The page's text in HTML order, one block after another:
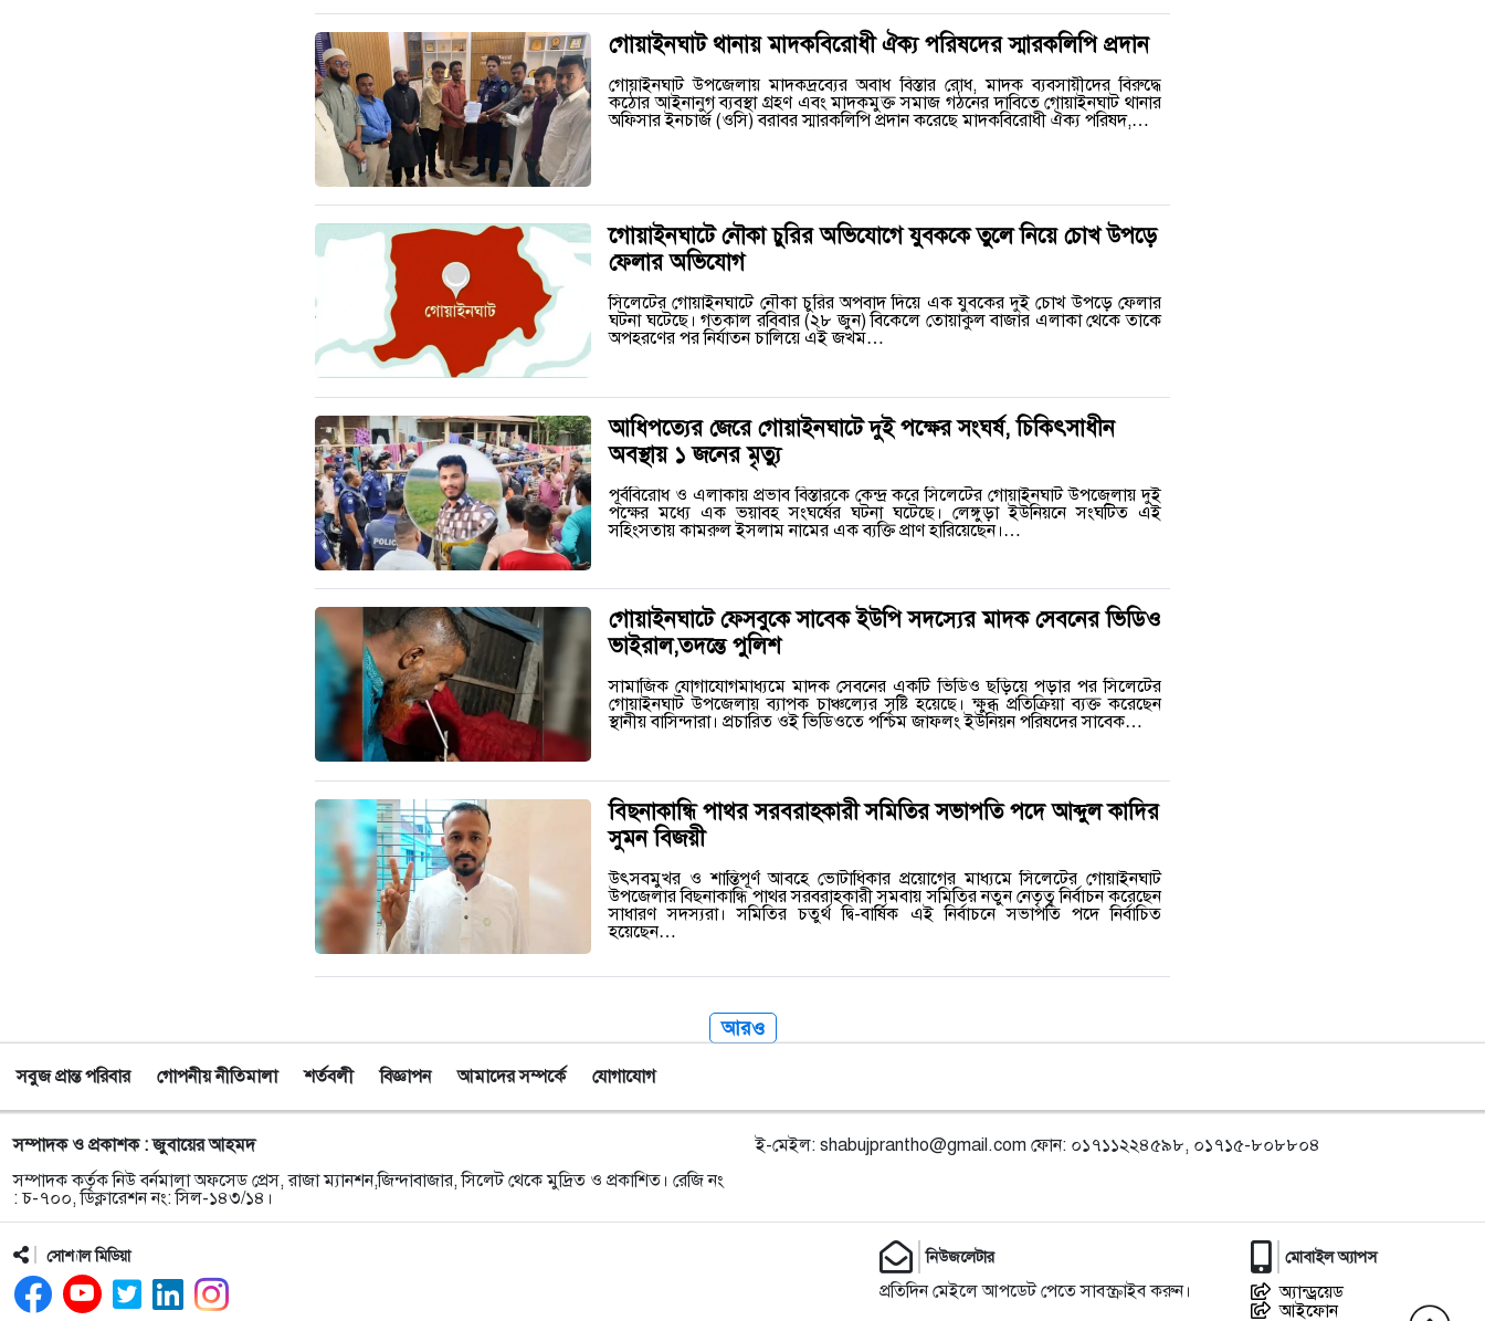
গোয়াইনঘাট থানায় মাদকবিরোধী ঐক্য পরিষদের স্মারকলিপি প্রদান
গোয়াইনঘাট উপজেলায় মাদকদ্রব্যের অবাধ বিস্তার রোধ, মাদক ব্যবসায়ীদের বিরুদ্ধে
কঠোর আইনানুগ ব্যবস্থা গ্রহণ এবং মাদকমুক্ত সমাজ গঠনের দাবিতে গোয়াইনঘাট থানার
অফিসার ইনচার্জ (ওসি) বরাবর স্মারকলিপি প্রদান করেছে মাদকবিরোধী ঐক্য পরিষদ,…
‎গোয়াইনঘাটে নৌকা চুরির অভিযোগে যুবককে তুলে নিয়ে চোখ উপড়ে
ফেলার অভিযোগ
সিলেটের গোয়াইনঘাটে নৌকা চুরির অপবাদ দিয়ে এক যুবকের দুই চোখ উপড়ে ফেলার
ঘটনা ঘটেছে। গতকাল রবিবার (২৮ জুন) বিকেলে তোয়াকুল বাজার এলাকা থেকে তাকে
অপহরণের পর নির্যাতন চালিয়ে এই জখম…
আধিপত্যের জেরে গোয়াইনঘাটে দুই পক্ষের সংঘর্ষ, চিকিৎসাধীন
অবস্থায় ১ জনের মৃত্যু
পূর্ববিরোধ ও এলাকায় প্রভাব বিস্তারকে কেন্দ্র করে সিলেটের গোয়াইনঘাট উপজেলায় দুই
পক্ষের মধ্যে এক ভয়াবহ সংঘর্ষের ঘটনা ঘটেছে। লেঙ্গুড়া ইউনিয়নে সংঘটিত এই
সহিংসতায় কামরুল ইসলাম নামের এক ব্যক্তি প্রাণ হারিয়েছেন।…
গোয়াইনঘাটে ফেসবুকে সাবেক ইউপি সদস্যের মাদক সেবনের ভিডিও
ভাইরাল,তদন্তে পুলিশ
সামাজিক যোগাযোগমাধ্যমে মাদক সেবনের একটি ভিডিও ছড়িয়ে পড়ার পর সিলেটের
গোয়াইনঘাট উপজেলায় ব্যাপক চাঞ্চল্যের সৃষ্টি হয়েছে। ক্ষুব্ধ প্রতিক্রিয়া ব্যক্ত করেছেন
স্থানীয় বাসিন্দারা। প্রচারিত ওই ভিডিওতে পশ্চিম জাফলং ইউনিয়ন পরিষদের সাবেক…
বিছনাকান্ধি পাথর সরবরাহকারী সমিতির সভাপতি পদে আব্দুল কাদির
সুমন বিজয়ী
উৎসবমুখর ও শান্তিপূর্ণ আবহে ভোটাধিকার প্রয়োগের মাধ্যমে সিলেটের গোয়াইনঘাট
উপজেলার বিছনাকান্ধি পাথর সরবরাহকারী সমবায় সমিতির নতুন নেতৃত্ব নির্বাচন করেছেন
সাধারণ সদস্যরা। সমিতির চতুর্থ দ্বি-বার্ষিক এই নির্বাচনে সভাপতি পদে নির্বাচিত
হয়েছেন…
আরও
সবুজ প্রান্ত পরিবার গোপনীয় নীতিমালা শর্তবলী বিজ্ঞাপন আমাদের সম্পর্কে যোগাযোগ
সম্পাদক ও প্রকাশক : জুবায়ের আহমদ
সম্পাদক কর্তৃক নিউ বর্নমালা অফসেড প্রেস, রাজা ম্যানশন,জিন্দাবাজার, সিলেট থেকে মুদ্রিত ও প্রকাশিত। রেজি নং
: চ-৭০০, ডিক্লারেশন নং: সিল-১৪৩/১৪।
ই-মেইল: shabujprantho@gmail.com ফোন: ০১৭১১২২৪৫৯৮, ০১৭১৫-৮০৮৮০৪
সোশ্যাল মিডিয়া নিউজলেটার
প্রতিদিন মেইলে আপডেট পেতে সাবস্ক্রাইব করুন।
মোবাইল অ্যাপস
অ্যান্ড্রয়েড
আইফোন